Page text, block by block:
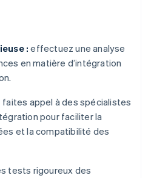
: effectuez une analyse
en matière d’intégration
faites appel à des spécialistes
pour faciliter la
et la compatibilité des
tests rigoureux des